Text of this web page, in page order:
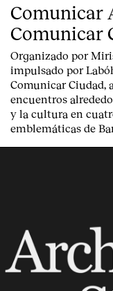
Comunicar
Comunicar
Organizado por
impulsado por
Comunicar Ciudad,
encuentros
y la cultura en
emblemáticas de